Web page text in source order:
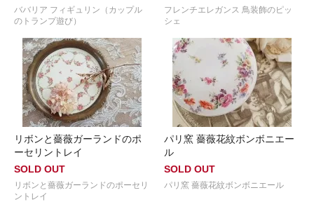
ババリア フィギュリン（カップル
のトランプ遊び）
フレンチエレガンス 鳥装飾のピッ
シェ
リボンと薔薇ガーランドのポ
ーセリントレイ
SOLD OUT
リボンと薔薇ガーランドのポーセリ
ントレイ
パリ窯 薔薇花紋ボンボニエー
ル
SOLD OUT
パリ窯 薔薇花紋ボンボニエール